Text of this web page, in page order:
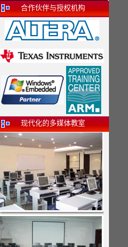
合作伙伴与授权机构
现代化的多媒体教室